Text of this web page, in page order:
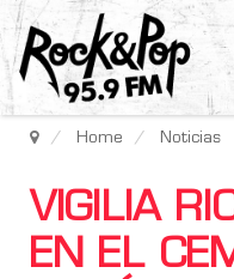
Home Noticias
VIGILIA
EN EL